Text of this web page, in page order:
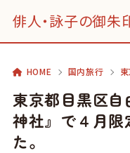
俳人・詠子の御朱
HOME 国内旅行
東京都目黒区
神社』で４月
た。